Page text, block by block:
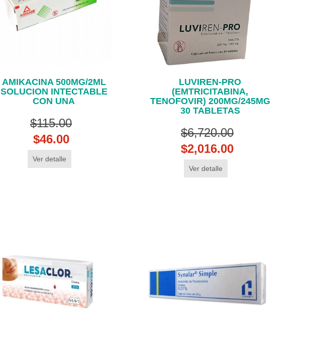
AMIKACINA 500MG/2ML
SOLUCION INTECTABLE
CON UNA
$115.00
$46.00
Ver detalle
LUVIREN-PRO
(EMTRICITABINA,
TENOFOVIR) 200MG/245MG
30 TABLETAS
$6,720.00
$2,016.00
Ver detalle